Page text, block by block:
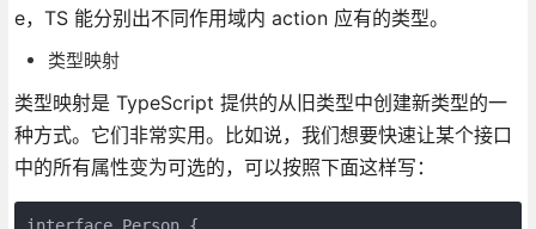
e，TS 能分别出不同作用域内 action 应有的类型。
类型映射
类型映射是 TypeScript 提供的从旧类型中创建新类型的一
种方式。它们非常实用。比如说，我们想要快速让某个接口
中的所有属性变为可选的，可以按照下面这样写：